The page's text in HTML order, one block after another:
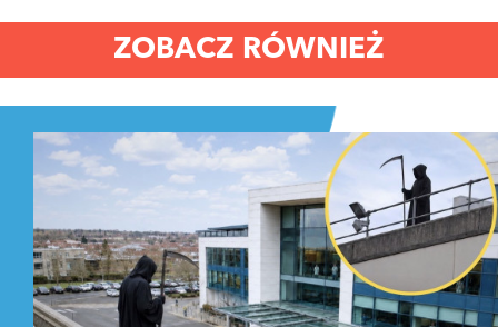
ZOBACZ RÓWNIEŻ